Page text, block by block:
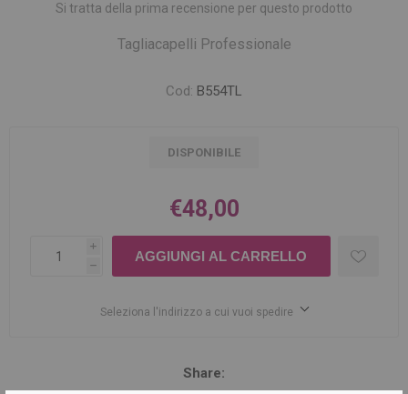
Si tratta della prima recensione per questo prodotto
Tagliacapelli Professionale
Cod: B554TL
DISPONIBILE
€48,00
i
h
Seleziona l'indirizzo a cui vuoi spedire
Share: